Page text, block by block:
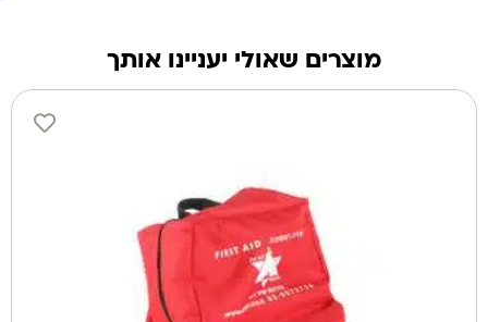
מוצרים שאולי יעניינו אותך